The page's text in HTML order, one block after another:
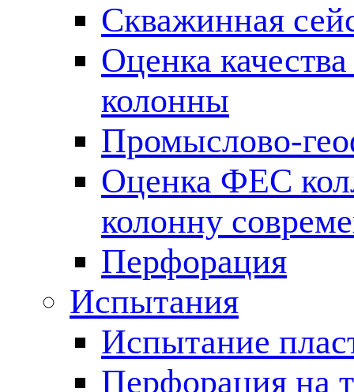
Скважинная
Оценка
колонны
Промыслово-
Оценка ФЕС
колонну
Перфорация
Испытания
Испытание
Перфорация на